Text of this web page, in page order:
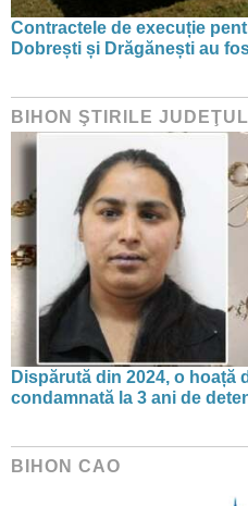
Contractele de execuție
Dobrești și Drăgănești au
BIHON ŞTIRILE
Dispărută din 2024, o hoață
condamnată la 3 ani de
BIHON CAO